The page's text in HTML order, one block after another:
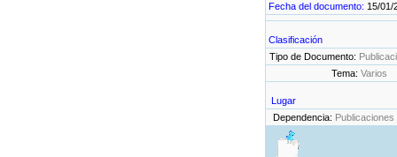
Fecha del documento: 15/01/
Clasificación
Tipo de Documento:
Tema: Varios
Lugar
Dependencia: Publicaciones